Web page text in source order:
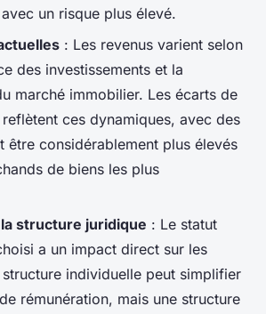
un risque plus élevé.
: Les revenus varient selon
des investissements et la
marché immobilier. Les écarts de
ces dynamiques, avec des
être considérablement plus élevés
de biens les plus
structure juridique : Le statut
a un impact direct sur les
structure individuelle peut simplifier
rémunération, mais une structure